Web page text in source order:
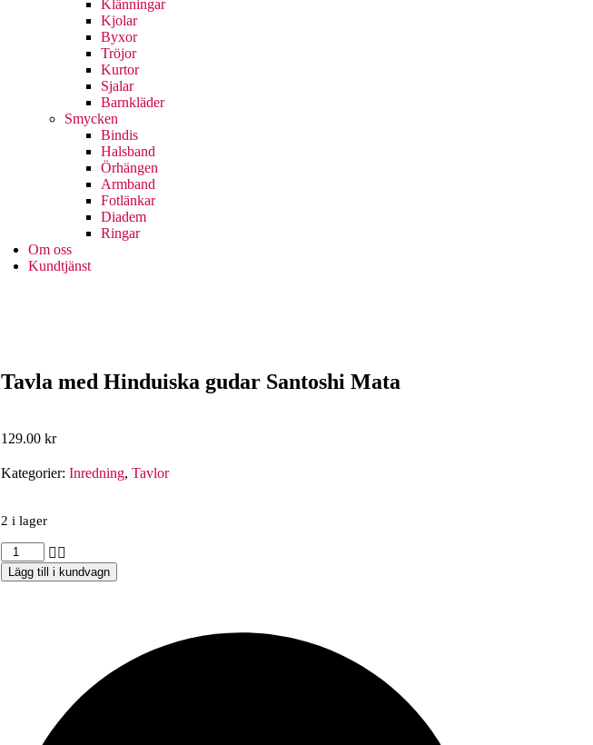
Klänningar
Kjolar
Byxor
Tröjor
Kurtor
Sjalar
Barnkläder
Smycken
Bindis
Halsband
Örhängen
Armband
Fotlänkar
Diadem
Ringar
Om oss
Kundtjänst
Tavla med Hinduiska gudar Santoshi Mata
129.00 kr
Kategorier: Inredning, Tavlor
2 i lager
Lägg till i kundvagn